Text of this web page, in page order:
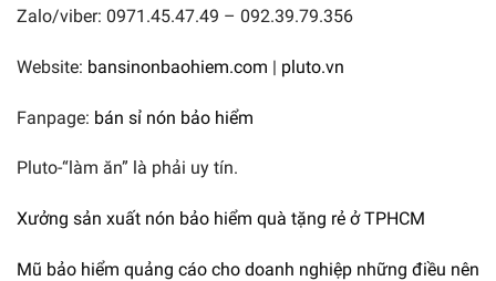
Zalo/viber: 0971.45.47.49 – 092.39.79.356
Website: bansinonbaohiem.com | pluto.vn
Fanpage: bán sỉ nón bảo hiểm
Pluto-“làm ăn” là phải uy tín.
Xưởng sản xuất nón bảo hiểm quà tặng rẻ ở TPHCM
Mũ bảo hiểm quảng cáo cho doanh nghiệp những điều nên